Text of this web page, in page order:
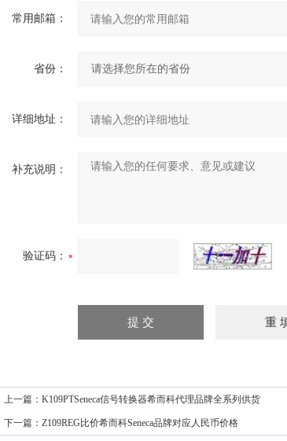
常用邮箱：
省份：
详细地址：
补充说明：
验证码：
上一篇： K109PTSeneca信号转换器希而科代理品牌全系列供货
下一篇： Z109REG比价希而科Seneca品牌对应人民币价格